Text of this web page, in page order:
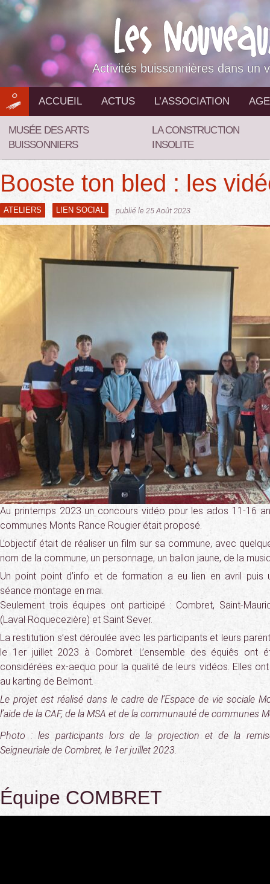
Aller
au
contenu
Activités buissonnières dans un
ACCUEIL ACTUS L’ASSOCIATION
MUSÉE DES ARTS
BUISSONNIERS
LA CONSTRUCTION
INSOLITE
Booste ton bled : les
ATELIERS LIEN SOCIAL publié le 25 Août 2023
Au printemps 2023 un concours vidéo pour les ados 11-16
communes Monts Rance Rougier était proposé.
L’objectif était de réaliser un film sur sa commune, avec
nom de la commune, un personnage, un ballon jaune, de la
Un point point d’info et de formation a eu lien en avril puis
séance montage en mai.
Seulement trois équipes ont participé : Combret, Saint-
(Laval Roquecezière) et Saint Sever.
La restitution s’est déroulée avec les participants et leurs
le 1er juillet 2023 à Combret. L’ensemble des équiês ont
considérées ex-aequo pour la qualité de leurs vidéos. Elles
au karting de Belmont.
Le projet est réalisé dans le cadre de l’Espace de vie sociale
l’aide de la CAF, de la MSA et de la communauté de communes
Photo : les participants lors de la projection et de la
Seigneuriale de Combret, le 1er juillet 2023.
Équipe COMBRET